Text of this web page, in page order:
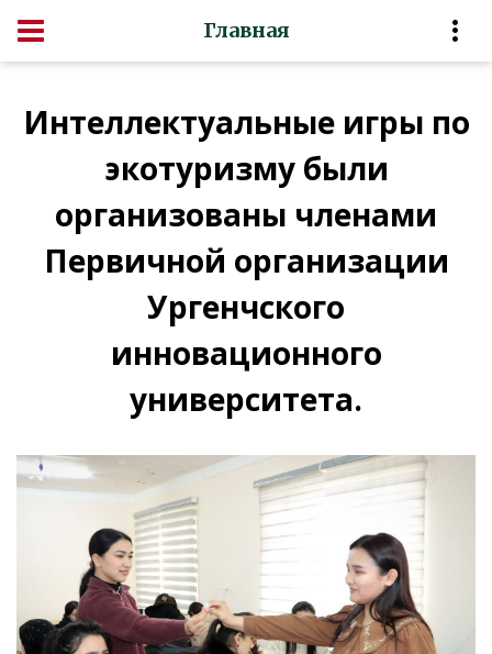
Главная
Интеллектуальные игры по
экотуризму были
организованы членами
Первичной организации
Ургенчского
инновационного
университета.